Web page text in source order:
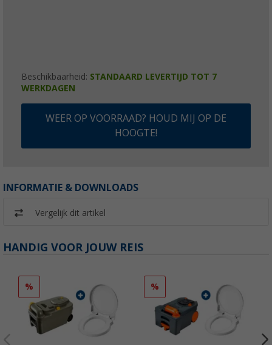
Beschikbaarheid: STANDAARD LEVERTIJD TOT 7
WERKDAGEN
WEER OP VOORRAAD? HOUD MIJ OP DE
HOOGTE!
INFORMATIE & DOWNLOADS
Vergelijk dit artikel
HANDIG VOOR JOUW REIS
% %